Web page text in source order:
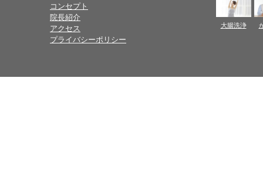
コンセプト
院長紹介
アクセス
プライバシーポリシー
大腸洗浄